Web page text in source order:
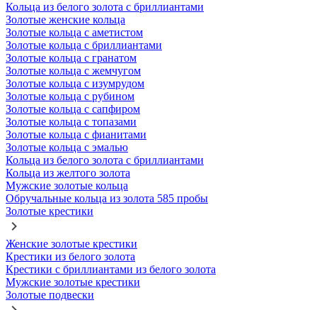
Кольца из белого золота с бриллиантами
Золотые женские кольца
Золотые кольца с аметистом
Золотые кольца с бриллиантами
Золотые кольца с гранатом
Золотые кольца с жемчугом
Золотые кольца с изумрудом
Золотые кольца с рубином
Золотые кольца с сапфиром
Золотые кольца с топазами
Золотые кольца с фианитами
Золотые кольца с эмалью
Кольца из белого золота с бриллиантами
Кольца из желтого золота
Мужские золотые кольца
Обручальные кольца из золота 585 пробы
Золотые крестики
Женские золотые крестики
Крестики из белого золота
Крестики с бриллиантами из белого золота
Мужские золотые крестики
Золотые подвески